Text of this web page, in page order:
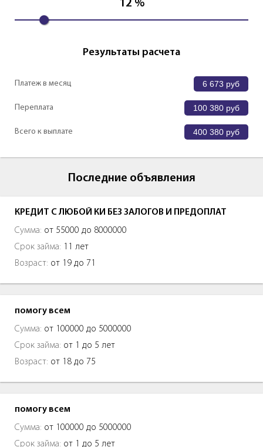
12 %
Результаты расчета
Платеж в месяц 6 673 руб
Переплата 100 380 руб
Всего к выплате 400 380 руб
Последние объявления
КРЕДИТ С ЛЮБОЙ КИ БЕЗ ЗАЛОГОВ И ПРЕДОПЛАТ
Сумма: от 55000 до 8000000
Срок займа: 11 лет
Возраст: от 19 до 71
помогу всем
Сумма: от 100000 до 5000000
Срок займа: от 1 до 5 лет
Возраст: от 18 до 75
помогу всем
Сумма: от 100000 до 5000000
Срок займа: от 1 до 5 лет